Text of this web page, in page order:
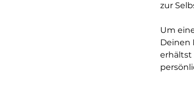
zur
Um
Deinen
erhältst